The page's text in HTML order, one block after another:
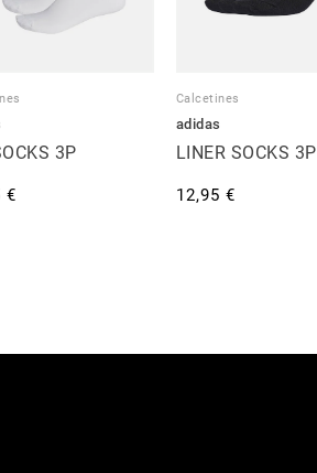
3P
€
Calcetines
adidas
LINER SOCKS 3P
12,95 €